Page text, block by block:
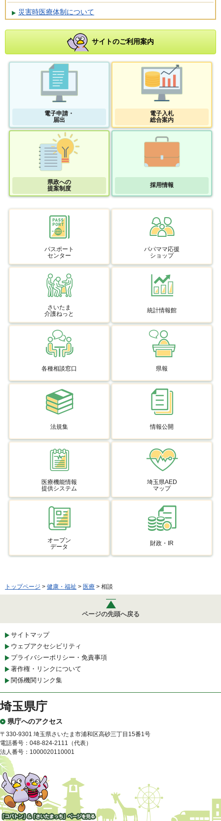
災害時医療体制について
サイトのご利用案内
電子申請・
届出
電子入札
総合案内
県政への
提案制度
採用情報
パスポート
センター
パパママ応援
ショップ
さいたま
介護ねっと
統計情報館
各種相談窓口 県報
法規集 情報公開
医療機能情報
提供システム
埼玉県AED
マップ
オープン
データ
財政・IR
トップページ > 健康・福祉 > 医療 > 相談
ページの先頭へ戻る
サイトマップ
ウェブアクセシビリティ
プライバシーポリシー・免責事項
著作権・リンクについて
関係機関リンク集
埼玉県庁
県庁へのアクセス
〒330-9301 埼玉県さいたま市浦和区高砂三丁目15番1号
電話番号：048-824-2111（代表）
法人番号：1000020110001
「コバトン」&「さいたまっ